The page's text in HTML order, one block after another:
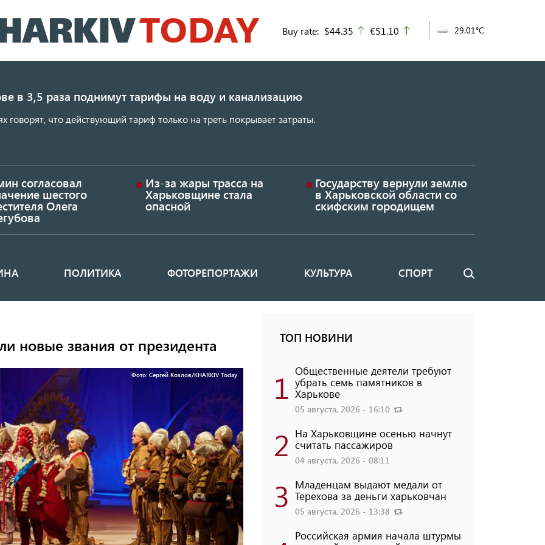
к
основному
Buy rate: $44.35 up
€51.10 29.01°C
в 3,5 раза поднимут тарифы на воду и канализацию
говорят, что действующий тариф только на треть покрывает затраты.
согласовал
шестого
Олега
Из-за жары трасса на
Харьковщине стала
опасной
Государству вернули землю
в Харьковской области со
скифским городищем
ПОЛИТИКА ФОТОРЕПОРТАЖИ КУЛЬТУРА СПОРТ Поиск
новые звания от президента
Фото: Сергей Козлов/KHARKIV Today
ТОП НОВИНИ
1 Общественные деятели требуют
убрать семь памятников в
Харькове
05 августа, 2026 - 16:10
2 На Харьковщине осенью начнут
считать пассажиров
04 августа, 2026 - 08:11
3 Младенцам выдают медали от
Терехова за деньги харьковчан
05 августа, 2026 - 13:38
Российская армия начала штурмы